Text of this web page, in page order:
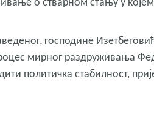
о стварном стању у
господине
мирног раздруживања
политичка стабилност,